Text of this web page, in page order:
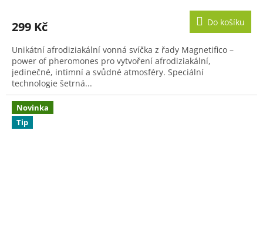
299 Kč Do košíku
Unikátní afrodiziakální vonná svíčka z řady Magnetifico –
power of pheromones pro vytvoření afrodiziakální,
jedinečné, intimní a svůdné atmosféry. Speciální
technologie šetrná...
Novinka
Tip